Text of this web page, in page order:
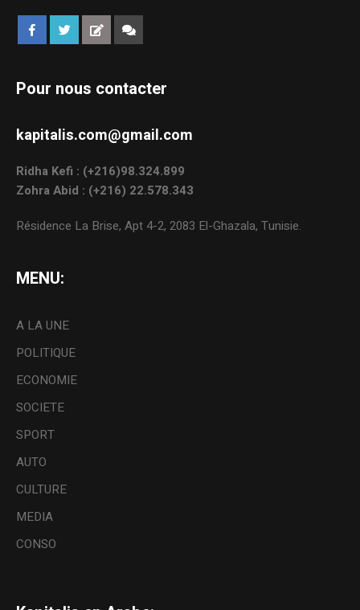
Pour nous contacter
kapitalis.com@gmail.com
Ridha Kefi : (+216)98.324.899
Zohra Abid : (+216) 22.578.343
Résidence La Brise, Apt 4-2, 2083 El-Ghazala, Tunisie.
MENU:
A LA UNE
POLITIQUE
ECONOMIE
SOCIETE
SPORT
AUTO
CULTURE
MEDIA
CONSO